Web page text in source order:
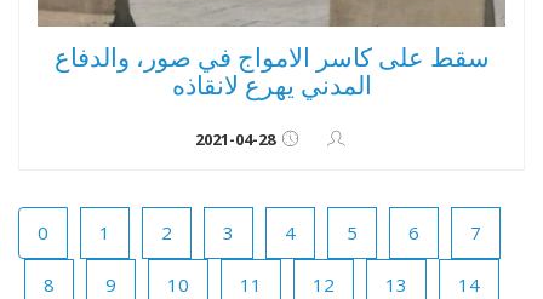
سقط على كاسر الامواج في صور، والدفاع
المدني يهرع لانقاذه
2021-04-28
0 1 2 3 4 5 6 7
8 9 10 11 12 13 14